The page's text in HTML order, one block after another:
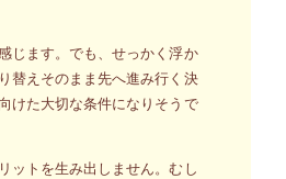
じます。でも、せっかく浮か
替えそのまま先へ進み行く決
けた大切な条件になりそうで
ットを生み出しません。むし